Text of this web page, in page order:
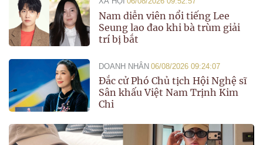
Nam diễn viên nổi tiếng Lee
Seung lao đao khi bà trùm giải
trí bị bắt
DOANH NHÂN 06/08/2026 09:24:07
Đắc cử Phó Chủ tịch Hội Nghệ sĩ
Sân khấu Việt Nam Trịnh Kim
Chi